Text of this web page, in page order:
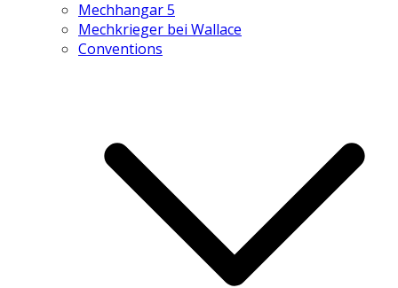
Mechhangar 5
Mechkrieger bei Wallace
Conventions